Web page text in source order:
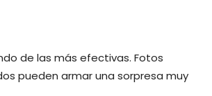
de las más efectivas. Fotos
pueden armar una sorpresa muy